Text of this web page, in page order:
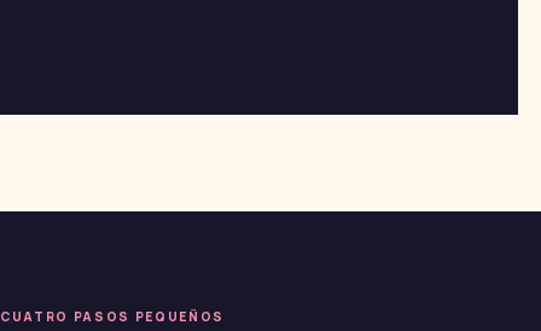
CUATRO PASOS PEQUEÑOS